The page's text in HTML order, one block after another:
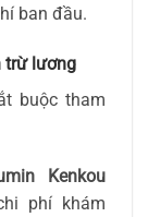
ban đầu.
trừ lương
buộc tham
Kenkou
phí khám